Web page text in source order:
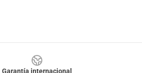
Garantía internacional